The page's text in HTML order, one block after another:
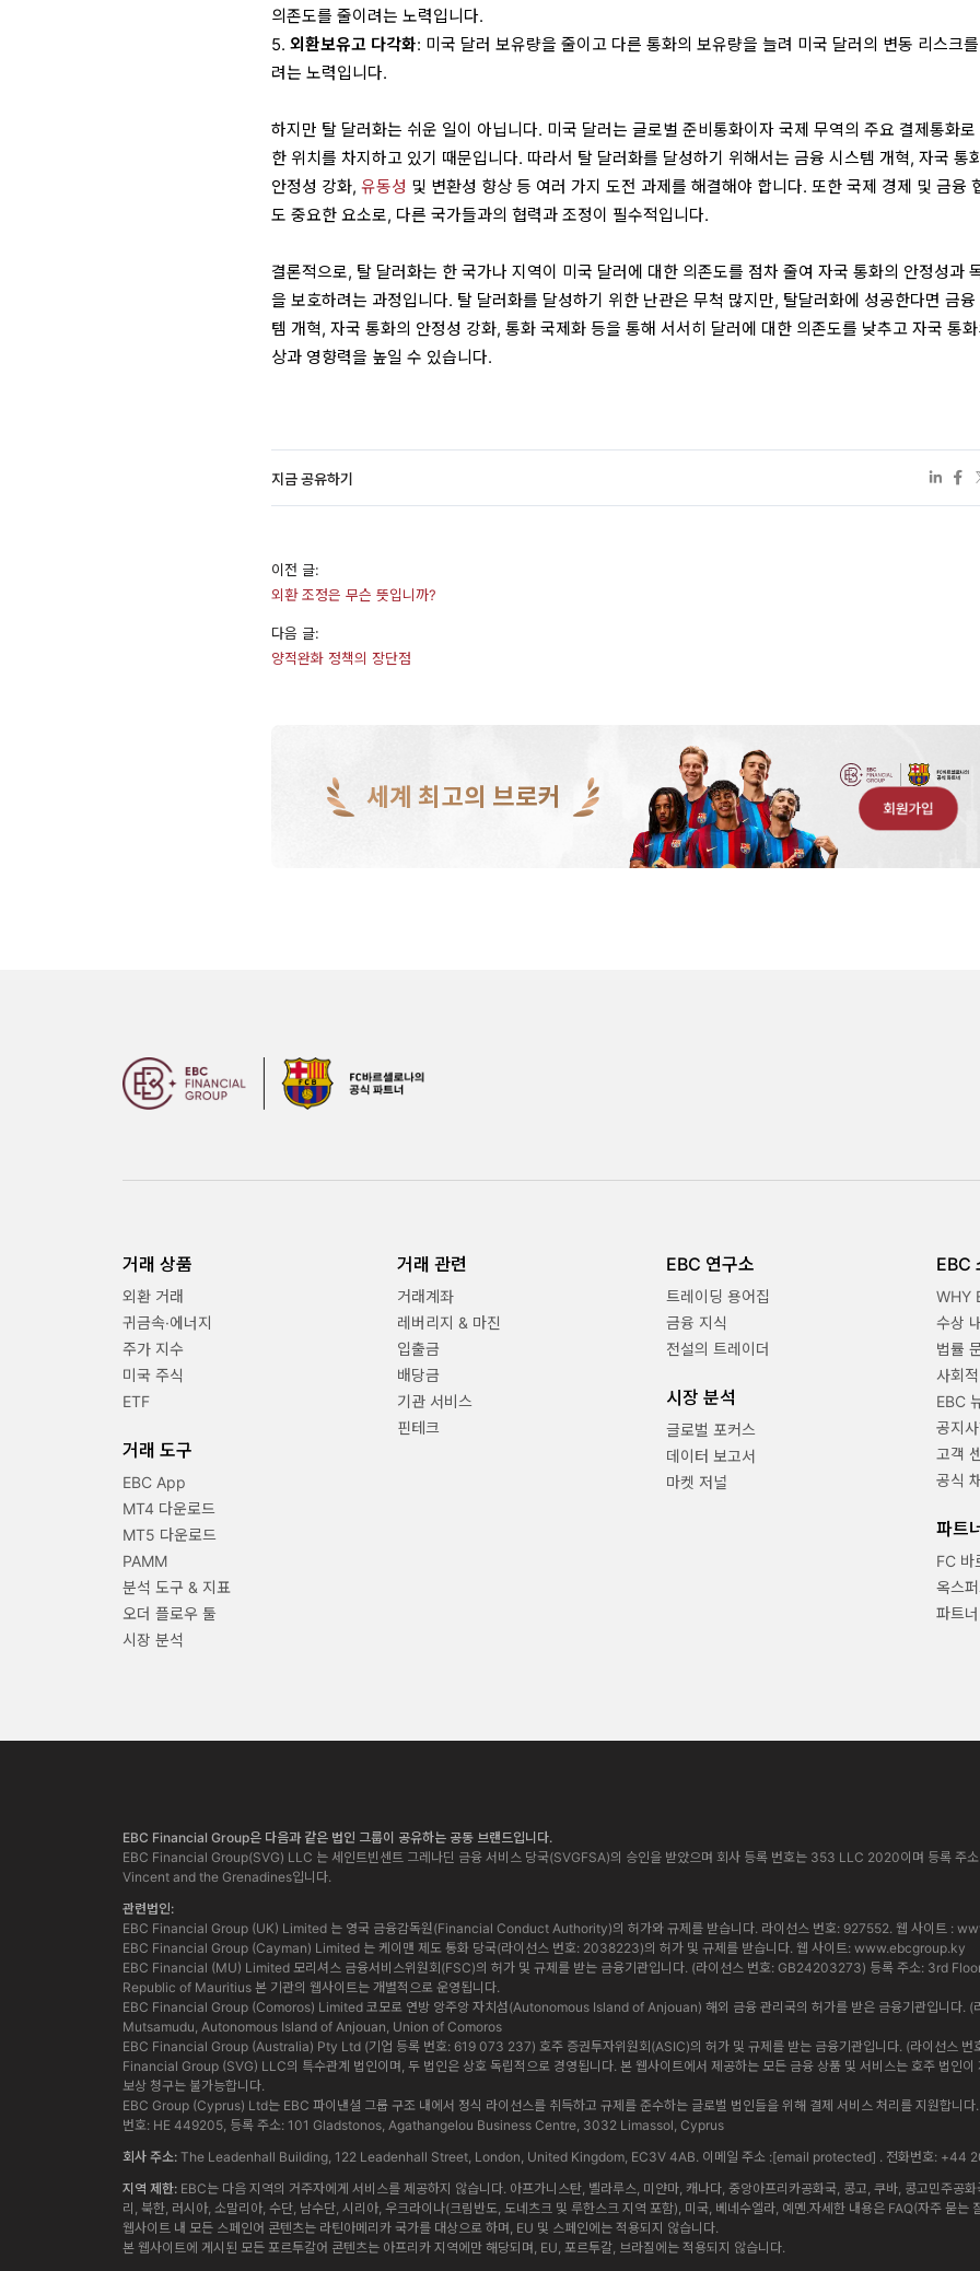
의존도를 줄이려는 노력입니다.
5.외환보유고 다각화: 미국 달러 보유량을 줄이고 다른 통화의 보유량을 늘려 미국 달러의 변동 리스크
려는 노력입니다.
하지만 탈 달러화는 쉬운 일이 아닙니다. 미국 달러는 글로벌 준비통화이자 국제 무역의 주요 결제통화로
한 위치를 차지하고 있기 때문입니다. 따라서 탈 달러화를 달성하기 위해서는 금융 시스템 개혁, 자국 통
안정성 강화,유동성 및 변환성 향상 등 여러 가지 도전 과제를 해결해야 합니다. 또한 국제 경제 및 금융
도 중요한 요소로, 다른 국가들과의 협력과 조정이 필수적입니다.
결론적으로, 탈 달러화는 한 국가나 지역이 미국 달러에 대한 의존도를 점차 줄여 자국 통화의 안정성과
을 보호하려는 과정입니다. 탈 달러화를 달성하기 위한 난관은 무척 많지만, 탈달러화에 성공한다면 금융
템 개혁, 자국 통화의 안정성 강화, 통화 국제화 등을 통해 서서히 달러에 대한 의존도를 낮추고 자국 통
상과 영향력을 높일 수 있습니다.
지금 공유하기
이전 글:
외환 조정은 무슨 뜻입니까?
다음 글:
양적완화 정책의 장단점
세계 최고의 브로커 회원가입
거래 상품
외환 거래
귀금속·에너지
주가 지수
미국 주식
ETF
거래 도구
EBC App
MT4 다운로드
MT5 다운로드
PAMM
분석 도구 & 지표
오더 플로우 툴
시장 분석
거래 관련
거래계좌
레버리지 & 마진
입출금
배당금
기관 서비스
핀테크
EBC 연구소
트레이딩 용어집
금융 지식
전설의 트레이더
시장 분석
글로벌 포커스
데이터 보고서
마켓 저널
EBC
WHY
수상
법률
사회
EBC
공지
고객
공식
파트
FC 바
옥스
파트
EBC Financial Group은 다음과 같은 법인 그룹이 공유하는 공동 브랜드입니다.
EBC Financial Group(SVG) LLC 는 세인트빈센트 그레나딘 금융 서비스 당국(SVGFSA)의 승인을 받았으며 회사 등록 번호는 353 LLC 2020이며 등록
Vincent and the Grenadines입니다.
관련법인:
EBC Financial Group (UK) Limited 는 영국 금융감독원(Financial Conduct Authority)의 허가와 규제를 받습니다. 라이선스 번호: 927552. 웹 사이트 :
EBC Financial Group (Cayman) Limited 는 케이맨 제도 통화 당국(라이선스 번호: 2038223)의 허가 및 규제를 받습니다. 웹 사이트: www.ebcgroup.ky
EBC Financial (MU) Limited 모리셔스 금융서비스위원회(FSC)의 허가 및 규제를 받는 금융기관입니다. (라이선스 번호: GB24203273) 등록 주소: 3rd
Republic of Mauritius 본 기관의 웹사이트는 개별적으로 운영됩니다.
EBC Financial Group (Comoros) Limited 코모로 연방 앙주앙 자치섬(Autonomous Island of Anjouan) 해외 금융 관리국의 허가를 받은 금융기관입니다.
Mutsamudu, Autonomous Island of Anjouan, Union of Comoros
EBC Financial Group (Australia) Pty Ltd (기업 등록 번호: 619 073 237) 호주 증권투자위원회(ASIC)의 허가 및 규제를 받는 금융기관입니다. (라이선
Financial Group (SVG) LLC의 특수관계 법인이며, 두 법인은 상호 독립적으로 경영됩니다. 본 웹사이트에서 제공하는 모든 금융 상품 및 서비스는 호주 법인
보상 청구는 불가능합니다.
EBC Group (Cyprus) Ltd는 EBC 파이낸셜 그룹 구조 내에서 정식 라이선스를 취득하고 규제를 준수하는 글로벌 법인들을 위해 결제 서비스 처리를 지원합니
번호: HE 449205, 등록 주소: 101 Gladstonos, Agathangelou Business Centre, 3032 Limassol, Cyprus
회사 주소: The Leadenhall Building, 122 Leadenhall Street, London, United Kingdom, EC3V 4AB. 이메일 주소 :[email protected] . 전화번호: +44
지역 제한: EBC는 다음 지역의 거주자에게 서비스를 제공하지 않습니다. 아프가니스탄, 벨라루스, 미얀마, 캐나다, 중앙아프리카공화국, 콩고, 쿠바, 콩고민주공
리, 북한, 러시아, 소말리아, 수단, 남수단, 시리아, 우크라이나(크림반도, 도네츠크 및 루한스크 지역 포함), 미국, 베네수엘라, 예멘.자세한 내용은 FAQ(자주 묻는
웹사이트 내 모든 스페인어 콘텐츠는 라틴아메리카 국가를 대상으로 하며, EU 및 스페인에는 적용되지 않습니다.
본 웹사이트에 게시된 모든 포르투갈어 콘텐츠는 아프리카 지역에만 해당되며, EU, 포르투갈, 브라질에는 적용되지 않습니다.